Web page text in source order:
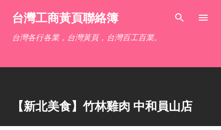
跳到主要內容
台灣工商黃頁聯絡簿
台灣各行各業，台灣黃頁，台灣百工百業。
【新北美食】竹林雞肉 中和員山店